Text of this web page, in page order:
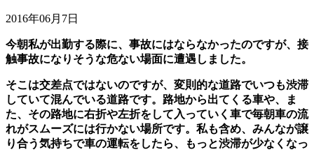
2016年06月7日
今朝私が出勤する際に、事故にはならなかったのですが、接
触事故になりそうな危ない場面に遭遇しました。
そこは交差点ではないのですが、変則的な道路でいつも渋滞
していて混んでいる道路です。路地から出てくる車や、ま
た、その路地に右折や左折をして入っていく車で毎朝車の流
れがスムーズには行かない場所です。私も含め、みんなが譲
り合う気持ちで車の運転をしたら、もっと渋滞が少なくなっ